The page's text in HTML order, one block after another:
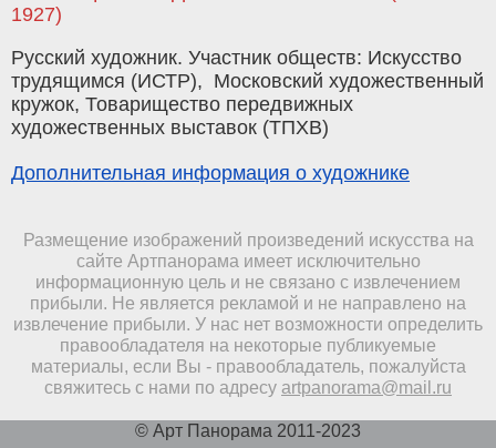
1927)
Русский художник. Участник обществ: Искусство
трудящимся (ИСТР), Московский художественный
кружок, Товарищество передвижных
художественных выставок (ТПХВ)
Дополнительная информация о художнике
Размещение изображений произведений искусства на
сайте Артпанорама имеет исключительно
информационную цель и не связано с извлечением
прибыли. Не является рекламой и не направлено на
извлечение прибыли. У нас нет возможности определить
правообладателя на некоторые публикуемые
материалы, если Вы - правообладатель, пожалуйста
свяжитесь с нами по адресу artpanorama@mail.ru
© Арт Панорама 2011-2023